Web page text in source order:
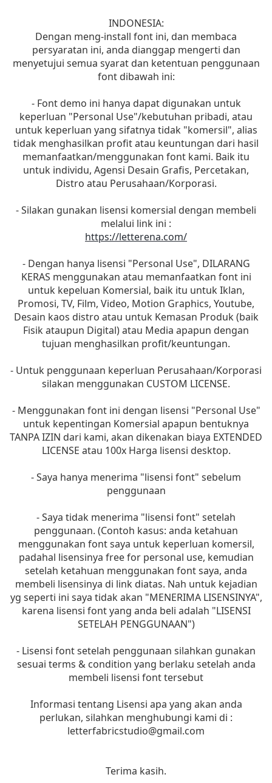
INDONESIA:
Dengan meng-install font ini, dan membaca
persyaratan ini, anda dianggap mengerti dan
menyetujui semua syarat dan ketentuan penggunaan
font dibawah ini:
- Font demo ini hanya dapat digunakan untuk
keperluan "Personal Use"/kebutuhan pribadi, atau
untuk keperluan yang sifatnya tidak "komersil", alias
tidak menghasilkan profit atau keuntungan dari hasil
memanfaatkan/menggunakan font kami. Baik itu
untuk individu, Agensi Desain Grafis, Percetakan,
Distro atau Perusahaan/Korporasi.
- Silakan gunakan lisensi komersial dengan membeli
melalui link ini :
https://letterena.com/
- Dengan hanya lisensi "Personal Use", DILARANG
KERAS menggunakan atau memanfaatkan font ini
untuk kepeluan Komersial, baik itu untuk Iklan,
Promosi, TV, Film, Video, Motion Graphics, Youtube,
Desain kaos distro atau untuk Kemasan Produk (baik
Fisik ataupun Digital) atau Media apapun dengan
tujuan menghasilkan profit/keuntungan.
- Untuk penggunaan keperluan Perusahaan/Korporasi
silakan menggunakan CUSTOM LICENSE.
- Menggunakan font ini dengan lisensi "Personal Use"
untuk kepentingan Komersial apapun bentuknya
TANPA IZIN dari kami, akan dikenakan biaya EXTENDED
LICENSE atau 100x Harga lisensi desktop.
- Saya hanya menerima "lisensi font" sebelum
penggunaan
- Saya tidak menerima "lisensi font" setelah
penggunaan. (Contoh kasus: anda ketahuan
menggunakan font saya untuk keperluan komersil,
padahal lisensinya free for personal use, kemudian
setelah ketahuan menggunakan font saya, anda
membeli lisensinya di link diatas. Nah untuk kejadian
yg seperti ini saya tidak akan "MENERIMA LISENSINYA",
karena lisensi font yang anda beli adalah "LISENSI
SETELAH PENGGUNAAN")
- Lisensi font setelah penggunaan silahkan gunakan
sesuai terms & condition yang berlaku setelah anda
membeli lisensi font tersebut
Informasi tentang Lisensi apa yang akan anda
perlukan, silahkan menghubungi kami di :
letterfabricstudio@gmail.com
Terima kasih.